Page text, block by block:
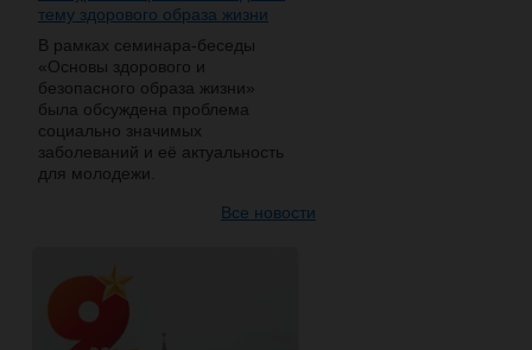
тему здорового образа жизни
В рамках семинара-беседы
«Основы здорового и
безопасного образа жизни»
была обсуждена проблема
социально значимых
заболеваний и её актуальность
для молодежи.
Все новости